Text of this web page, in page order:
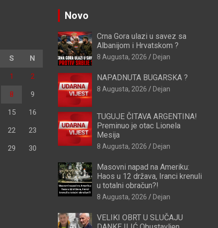
S N
1 2
8 9
15 16
22 23
29 30
Novo
Crna Gora ulazi u savez sa
Albanijom i Hrvatskom ?
8 Augusta, 2026 Dejan
NAPADNUTA BUGARSKA ?
8 Augusta, 2026 Dejan
TUGUJE ČITAVA ARGENTINA!
Preminuo je otac Lionela
Mesija
8 Augusta, 2026 Dejan
Masovni napad na Ameriku:
Haos u 12 država, Iranci krenuli
u totalni obračun?!
8 Augusta, 2026 Dejan
VELIKI OBRT U SLUČAJU